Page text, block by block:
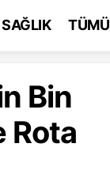
SAĞLIK TÜMÜ
Bin
Rota